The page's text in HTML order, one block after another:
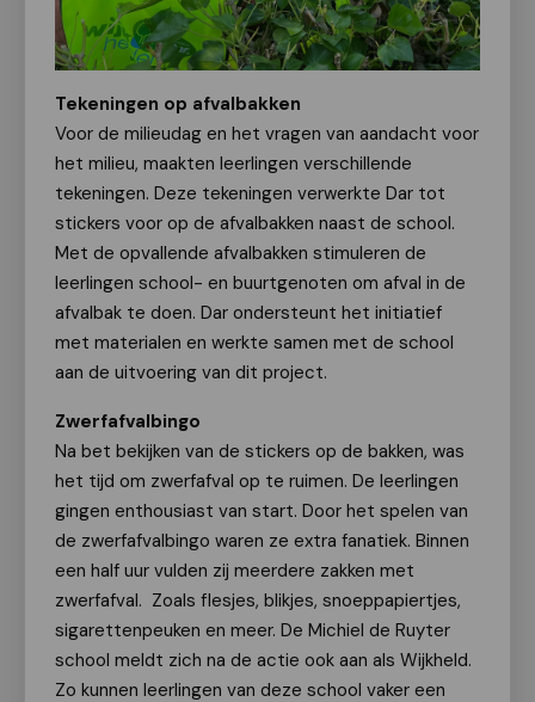
Tekeningen op afvalbakken
Voor de milieudag en het vragen van aandacht voor
het milieu, maakten leerlingen verschillende
tekeningen. Deze tekeningen verwerkte Dar tot
stickers voor op de afvalbakken naast de school.
Met de opvallende afvalbakken stimuleren de
leerlingen school- en buurtgenoten om afval in de
afvalbak te doen. Dar ondersteunt het initiatief
met materialen en werkte samen met de school
aan de uitvoering van dit project.
Zwerfafvalbingo
Na bet bekijken van de stickers op de bakken, was
het tijd om zwerfafval op te ruimen. De leerlingen
gingen enthousiast van start. Door het spelen van
de zwerfafvalbingo waren ze extra fanatiek. Binnen
een half uur vulden zij meerdere zakken met
zwerfafval. Zoals flesjes, blikjes, snoeppapiertjes,
sigarettenpeuken en meer. De Michiel de Ruyter
school meldt zich na de actie ook aan als Wijkheld.
Zo kunnen leerlingen van deze school vaker een